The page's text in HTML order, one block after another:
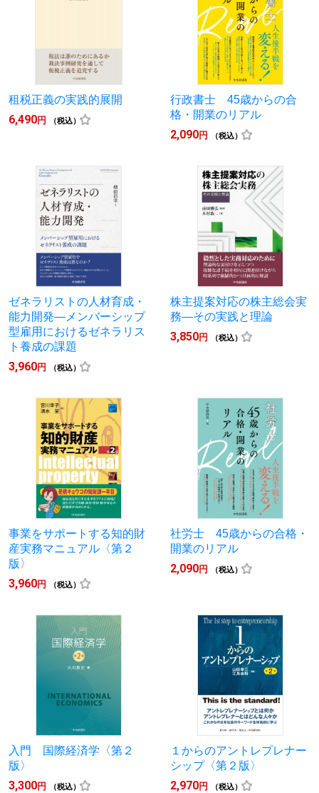
租税正義の実践的展開
6,490円 （税込）
行政書士 45歳からの合
格・開業のリアル
2,090円 （税込）
ゼネラリストの人材育成・
能力開発―メンバーシップ
型雇用におけるゼネラリス
ト養成の課題
3,960円 （税込）
株主提案対応の株主総会実
務―その実践と理論
3,850円 （税込）
事業をサポートする知的財
産実務マニュアル〈第２
版〉
3,960円 （税込）
社労士 45歳からの合格・
開業のリアル
2,090円 （税込）
入門 国際経済学〈第２
版〉
3,300円 （税込）
１からのアントレプレナー
シップ〈第２版〉
2,970円 （税込）